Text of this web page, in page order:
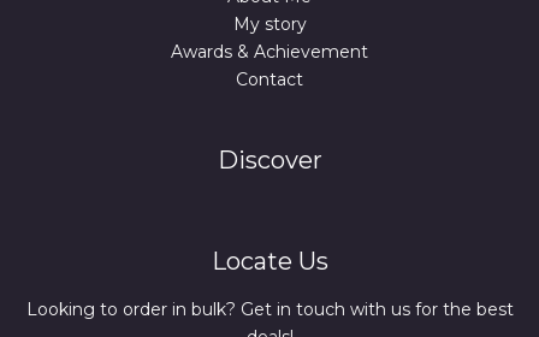
My story
Awards & Achievement
Contact
Discover
Locate Us
Looking to order in bulk? Get in touch with us for the best